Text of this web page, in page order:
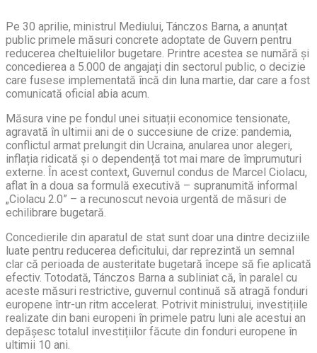
Pe 30 aprilie, ministrul Mediului, Tánczos Barna, a anunțat
public primele măsuri concrete adoptate de Guvern pentru
reducerea cheltuielilor bugetare. Printre acestea se numără și
concedierea a 5.000 de angajați din sectorul public, o decizie
care fusese implementată încă din luna martie, dar care a fost
comunicată oficial abia acum.
Măsura vine pe fondul unei situații economice tensionate,
agravată în ultimii ani de o succesiune de crize: pandemia,
conflictul armat prelungit din Ucraina, anularea unor alegeri,
inflația ridicată și o dependență tot mai mare de împrumuturi
externe. În acest context, Guvernul condus de Marcel Ciolacu,
aflat în a doua sa formulă executivă – supranumită informal
„Ciolacu 2.0” – a recunoscut nevoia urgentă de măsuri de
echilibrare bugetară.
Concedierile din aparatul de stat sunt doar una dintre deciziile
luate pentru reducerea deficitului, dar reprezintă un semnal
clar că perioada de austeritate bugetară începe să fie aplicată
efectiv. Totodată, Tánczos Barna a subliniat că, în paralel cu
aceste măsuri restrictive, guvernul continuă să atragă fonduri
europene într-un ritm accelerat. Potrivit ministrului, investițiile
realizate din bani europeni în primele patru luni ale acestui an
depășesc totalul investițiilor făcute din fonduri europene în
ultimii 10 ani.